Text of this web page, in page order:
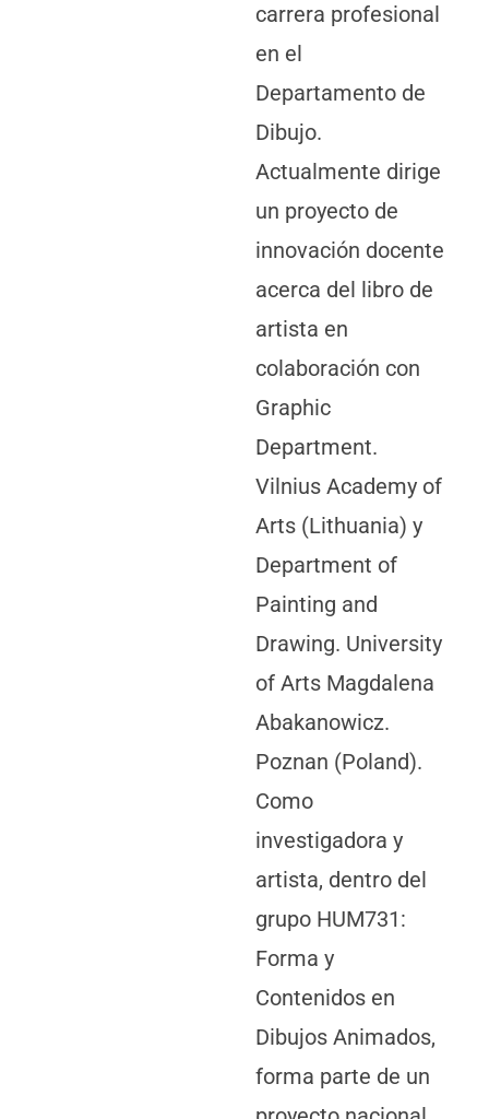
carrera profesional
en el
Departamento de
Dibujo.
Actualmente dirige
un proyecto de
innovación docente
acerca del libro de
artista en
colaboración con
Graphic
Department.
Vilnius Academy of
Arts (Lithuania) y
Department of
Painting and
Drawing. University
of Arts Magdalena
Abakanowicz.
Poznan (Poland).
Como
investigadora y
artista, dentro del
grupo HUM731:
Forma y
Contenidos en
Dibujos Animados,
forma parte de un